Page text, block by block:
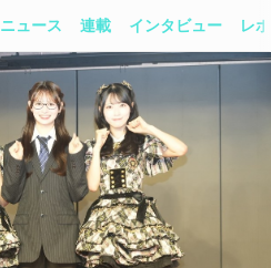
ニュース 連載 インタビュー レ